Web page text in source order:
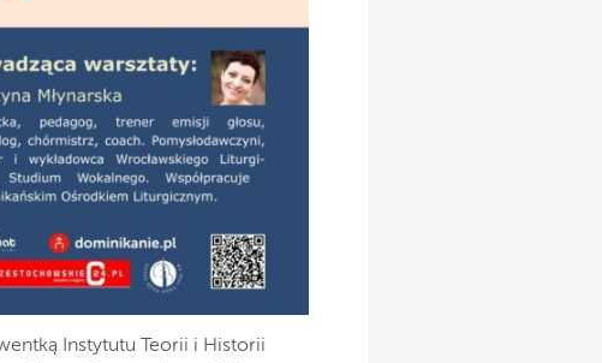
Instytutu Teorii i Historii